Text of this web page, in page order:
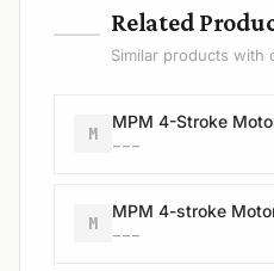
— Related
Similar products with
M
---
M
---